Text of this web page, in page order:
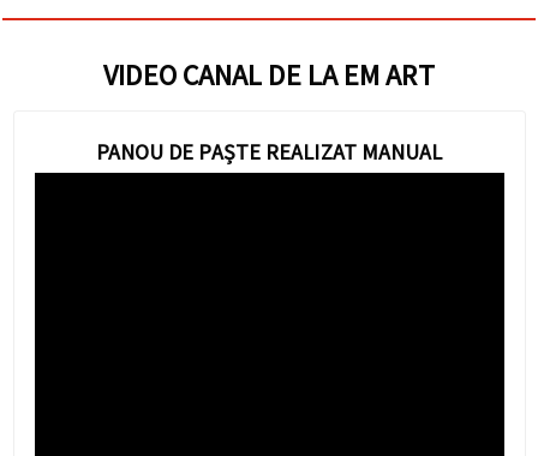
VIDEO CANAL DE LA EM ART
PANOU DE PAȘTE REALIZAT MANUAL